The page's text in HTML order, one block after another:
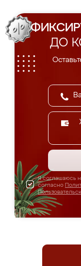
ДО
Я соглашаюсь
согласно